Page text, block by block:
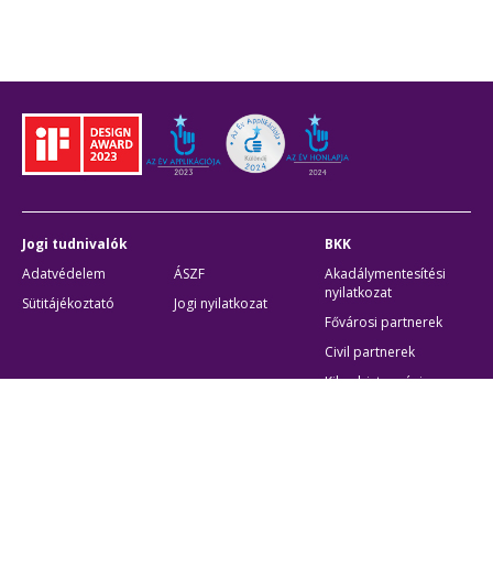
Jogi tudnivalók
Adatvédelem
ÁSZF
Sütitájékoztató
Jogi nyilatkozat
BKK
Akadálymentesítési
nyilatkozat
Fővárosi partnerek
Civil partnerek
Kiberbiztonsági